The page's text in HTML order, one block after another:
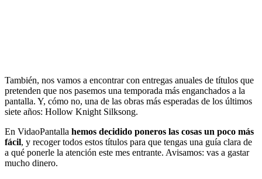
También, nos vamos a encontrar con entregas anuales de títulos que
pretenden que nos pasemos una temporada más enganchados a la
pantalla. Y, cómo no, una de las obras más esperadas de los últimos
siete años: Hollow Knight Silksong.
En VidaoPantalla hemos decidido poneros las cosas un poco más
fácil, y recoger todos estos títulos para que tengas una guía clara de
a qué ponerle la atención este mes entrante. Avisamos: vas a gastar
mucho dinero.